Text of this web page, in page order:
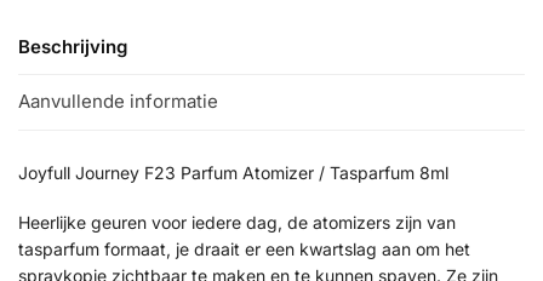
Beschrijving
Aanvullende informatie
Joyfull Journey F23 Parfum Atomizer / Tasparfum 8ml
Heerlijke geuren voor iedere dag, de atomizers zijn van
tasparfum formaat, je draait er een kwartslag aan om het
spraykopje zichtbaar te maken en te kunnen spayen. Ze zijn